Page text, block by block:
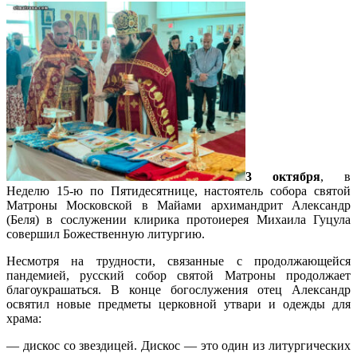
3 октября, в
Неделю 15-ю по Пятидесятнице, настоятель собора святой
Матроны Московской в Майами архимандрит Александр
(Беля) в сослужении клирика протоиерея Михаила Гуцула
совершил Божественную литургию.
Несмотря на трудности, связанные с продолжающейся
пандемией, русский собор святой Матроны продолжает
благоукрашаться. В конце богослужения отец Александр
освятил новые предметы церковной утвари и одежды для
храма:
— дискос со звездицей. Дискос — это один из литургических